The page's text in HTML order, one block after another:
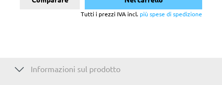
Tutti i prezzi IVA incl. più spese di spedizione
Informazioni sul prodotto